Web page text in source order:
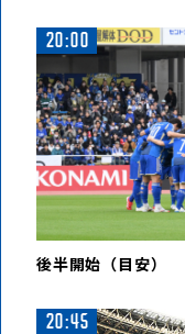
20:00
後半開始（目安）
20:45